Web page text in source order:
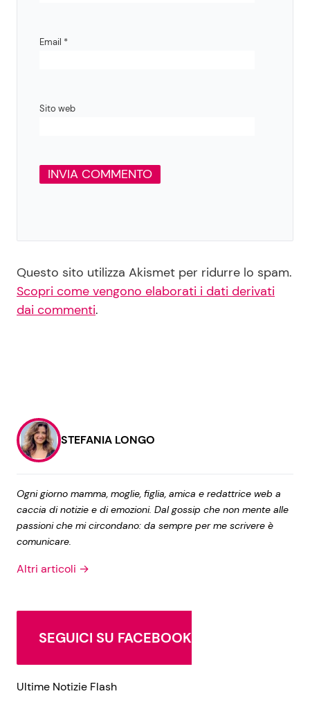
Email *
Sito web
Questo sito utilizza Akismet per ridurre lo spam.
Scopri come vengono elaborati i dati derivati
dai commenti.
STEFANIA LONGO
Ogni giorno mamma, moglie, figlia, amica e redattrice web a
caccia di notizie e di emozioni. Dal gossip che non mente alle
passioni che mi circondano: da sempre per me scrivere è
comunicare.
Altri articoli →
SEGUICI SU FACEBOOK
Ultime Notizie Flash